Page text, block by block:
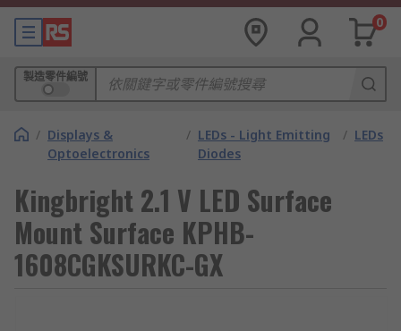
0
製造零件編號
/ Displays &
Optoelectronics
/ LEDs - Light Emitting
Diodes
/ LEDs
Kingbright 2.1 V LED Surface
Mount Surface KPHB-
1608CGKSURKC-GX